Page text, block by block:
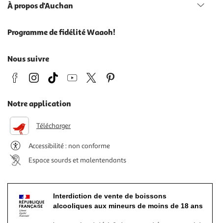
À propos d'Auchan
Programme de fidélité Waaoh!
Nous suivre
Notre application
Télécharger
Accessibilité : non conforme
Espace sourds et malentendants
Interdiction de vente de boissons
alcooliques aux mineurs de moins de 18 ans